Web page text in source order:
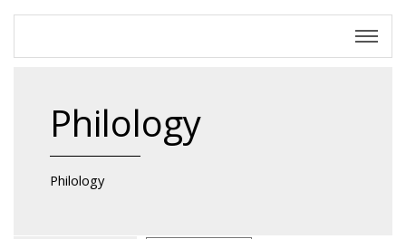
Philology
Philology